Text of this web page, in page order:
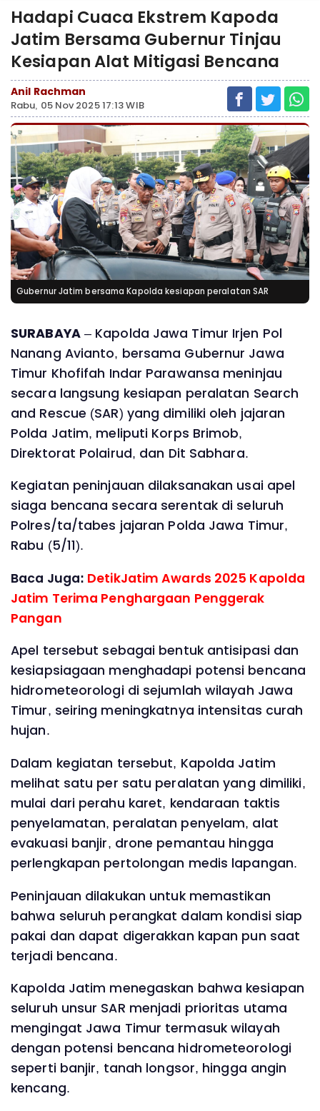
Hadapi Cuaca Ekstrem Kapoda
Jatim Bersama Gubernur Tinjau
Kesiapan Alat Mitigasi Bencana
Anil Rachman
Rabu, 05 Nov 2025 17:13 WIB
Gubernur Jatim bersama Kapolda kesiapan peralatan SAR
SURABAYA– Kapolda Jawa Timur Irjen Pol
Nanang Avianto, bersama Gubernur Jawa
Timur Khofifah Indar Parawansa meninjau
secara langsung kesiapan peralatan Search
and Rescue (SAR) yang dimiliki oleh jajaran
Polda Jatim, meliputi Korps Brimob,
Direktorat Polairud, dan Dit Sabhara.
Kegiatan peninjauan dilaksanakan usai apel
siaga bencana secara serentak di seluruh
Polres/ta/tabes jajaran Polda Jawa Timur,
Rabu (5/11).
Baca Juga: DetikJatim Awards 2025 Kapolda
Jatim Terima Penghargaan Penggerak
Pangan
Apel tersebut sebagai bentuk antisipasi dan
kesiapsiagaan menghadapi potensi bencana
hidrometeorologi di sejumlah wilayah Jawa
Timur, seiring meningkatnya intensitas curah
hujan.
Dalam kegiatan tersebut, Kapolda Jatim
melihat satu per satu peralatan yang dimiliki,
mulai dari perahu karet, kendaraan taktis
penyelamatan, peralatan penyelam, alat
evakuasi banjir, drone pemantau hingga
perlengkapan pertolongan medis lapangan.
Peninjauan dilakukan untuk memastikan
bahwa seluruh perangkat dalam kondisi siap
pakai dan dapat digerakkan kapan pun saat
terjadi bencana.
Kapolda Jatim menegaskan bahwa kesiapan
seluruh unsur SAR menjadi prioritas utama
mengingat Jawa Timur termasuk wilayah
dengan potensi bencana hidrometeorologi
seperti banjir, tanah longsor, hingga angin
kencang.